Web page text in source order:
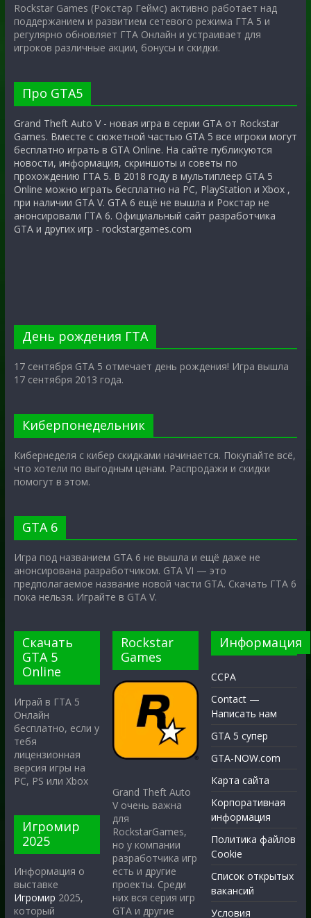
Rockstar Games (Рокстар Геймс) активно работает над
поддержанием и развитием сетевого режима ГТА 5 и
регулярно обновляет ГТА Онлайн и устраивает для
игроков различные акции, бонусы и скидки.
Про GTA5
Grand Theft Auto V - новая игра в серии GTA от Rockstar
Games. Вместе с сюжетной частью GTA 5 все игроки могут
бесплатно играть в GTA Online. На сайте публикуются
новости, информация, скриншоты и советы по
прохождению ГТА 5. В 2018 году в мультиплеер GTA 5
Online можно играть бесплатно на PC, PlayStation и Xbox ,
при наличии GTA V. GTA 6 ещё не вышла и Рокстар не
анонсировали ГТА 6. Официальный сайт разработчика
GTA и других игр - rockstargames.com
День рождения ГТА
17 сентября GTA 5 отмечает день рождения! Игра вышла
17 сентября 2013 года.
Киберпонедельник
Кибернеделя с кибер скидками начинается. Покупайте всё,
что хотели по выгодным ценам. Распродажи и скидки
помогут в этом.
GTA 6
Игра под названием GTA 6 не вышла и ещё даже не
анонсирована разработчиком. GTA VI — это
предполагаемое название новой части GTA. Скачать ГТА 6
пока нельзя. Играйте в GTA V.
Скачать
GTA 5
Online
Играй в ГТА 5
Онлайн
бесплатно, если у
тебя
лицензионная
версия игры на
PC, PS или Xbox
Игромир
2025
Информация о
выставке
Игромир 2025,
который
Rockstar
Games
Grand Theft Auto
V очень важна
для
RockstarGames,
но у компании
разработчика игр
есть и другие
проекты. Среди
них вся серия игр
GTA и другие
Информация
CCPA
Contact —
Написать нам
GTA 5 супер
GTA-NOW.com
Карта сайта
Корпоративная
информация
Политика файлов
Cookie
Список открытых
вакансий
Условия